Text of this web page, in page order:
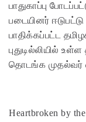
பாதுகாப்பு
படையினர்
பாதிக்கப்பட்ட
புதுடில்லியில்
தொடங்க முதல்வர்
Heartbroken by